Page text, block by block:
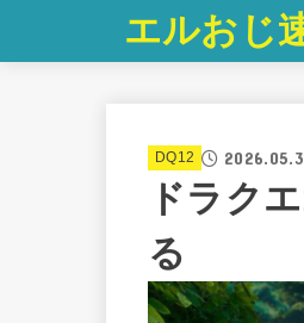
エルおじ
DQ12
ドラク
る